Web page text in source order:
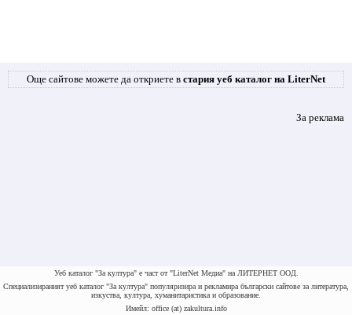
Още сайтове можете да откриете в стария уеб каталог на LiterNet
За реклама
Уеб каталог "За култура" е част от "LiterNet Медиа" на ЛИТЕРНЕТ ООД.
Специализираният уеб каталог "За култура" популяризира и рекламира български сайтове за литература,
изкуства, култура, хуманитаристика и образование.
Имейл: office (at) zakultura.info